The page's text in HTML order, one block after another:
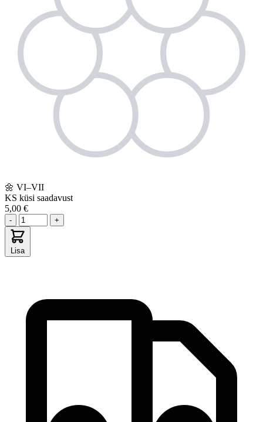
🌼 VI–VII
KS küsi saadavust
5,00 €
- +
Lisa